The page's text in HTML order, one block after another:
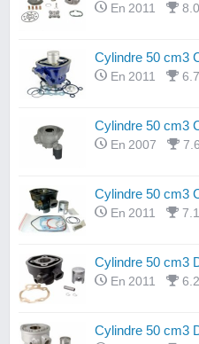
En 2011 8.0
Cylindre 50 cm3
En 2011 6.7
Cylindre 50 cm3
En 2007 7.6
Cylindre 50 cm3
En 2011 7.1
Cylindre 50 cm3
En 2011 6.2
Cylindre 50 cm3